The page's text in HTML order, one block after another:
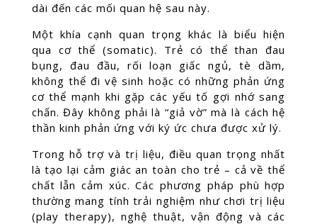
dài đến các mối quan hệ sau này.
Một khía cạnh quan trọng khác là biểu hiện
qua cơ thể (somatic). Trẻ có thể than đau
bụng, đau đầu, rối loạn giấc ngủ, tè dầm,
không thể đi vệ sinh hoặc có những phản ứng
cơ thể mạnh khi gặp các yếu tố gợi nhớ sang
chấn. Đây không phải là “giả vờ” mà là cách hệ
thần kinh phản ứng với ký ức chưa được xử lý.
Trong hỗ trợ và trị liệu, điều quan trọng nhất
là tạo lại cảm giác an toàn cho trẻ – cả về thể
chất lẫn cảm xúc. Các phương pháp phù hợp
thường mang tính trải nghiệm như chơi trị liệu
(play therapy), nghệ thuật, vận động và các